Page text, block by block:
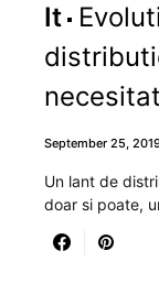
It
September 25,
Un lant de
doar si poate,